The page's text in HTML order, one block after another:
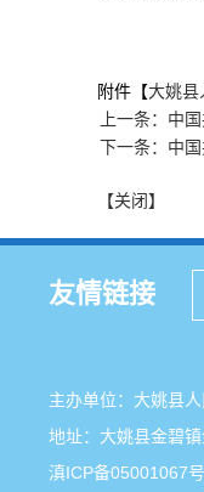
附件【大姚县
上一条：中
下一条：中
【关闭】
友情链接
主办单位：大姚县
地址：大姚县金碧
滇ICP备05001067号